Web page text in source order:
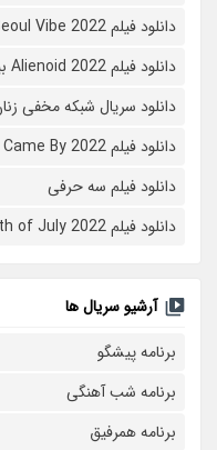
دانلود فیلم Seoul Vibe 2022 حال و هوای سئول
دانلود فیلم Alienoid 2022 بیگانه
دانلود سریال شبکه مخفی
دانلود فیلم I Came By 2022 آمدم
دانلود فیلم سه حرفی
دانلود فیلم Fourth of July 2022 چهارم جولای
آرشیو سریال ها
برنامه پیشگو
برنامه شب آهنگی
برنامه همرفیق